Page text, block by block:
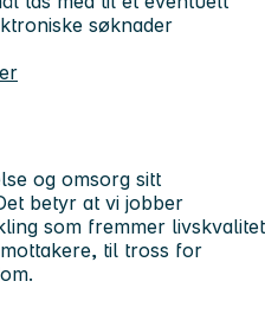
søknader
og omsorg sitt
betyr at vi jobber
som fremmer livskvalitet
til tross for